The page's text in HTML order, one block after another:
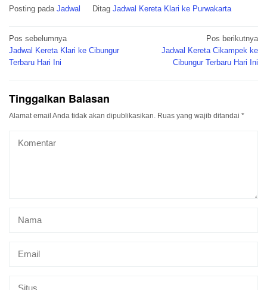
Posting pada Jadwal Ditag Jadwal Kereta Klari ke Purwakarta
Navigasi
pos
Pos sebelumnya
Jadwal Kereta Klari ke Cibungur
Terbaru Hari Ini
Pos berikutnya
Jadwal Kereta Cikampek ke
Cibungur Terbaru Hari Ini
Tinggalkan Balasan
Alamat email Anda tidak akan dipublikasikan. Ruas yang wajib ditandai *